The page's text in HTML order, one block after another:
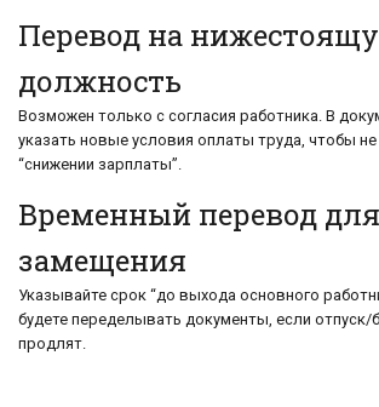
Перевод на
должность
Возможен только с согласия работника. В
указать новые условия оплаты труда, чтобы
“снижении зарплаты”.
Временный перевод для
замещения
Указывайте срок “до выхода основного
будете переделывать документы, если отпуск/
продлят.